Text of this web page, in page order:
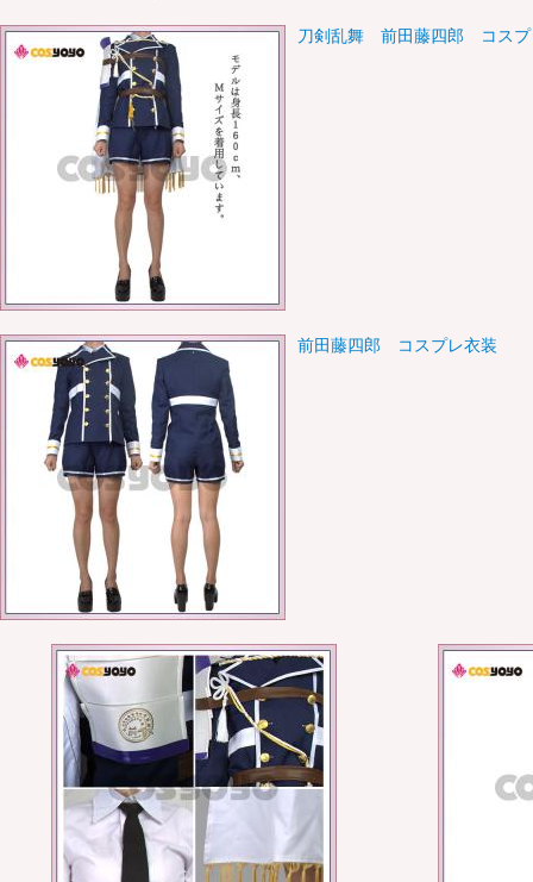
刀剣乱舞 前田藤四郎 コスプ
前田藤四郎 コスプレ衣装